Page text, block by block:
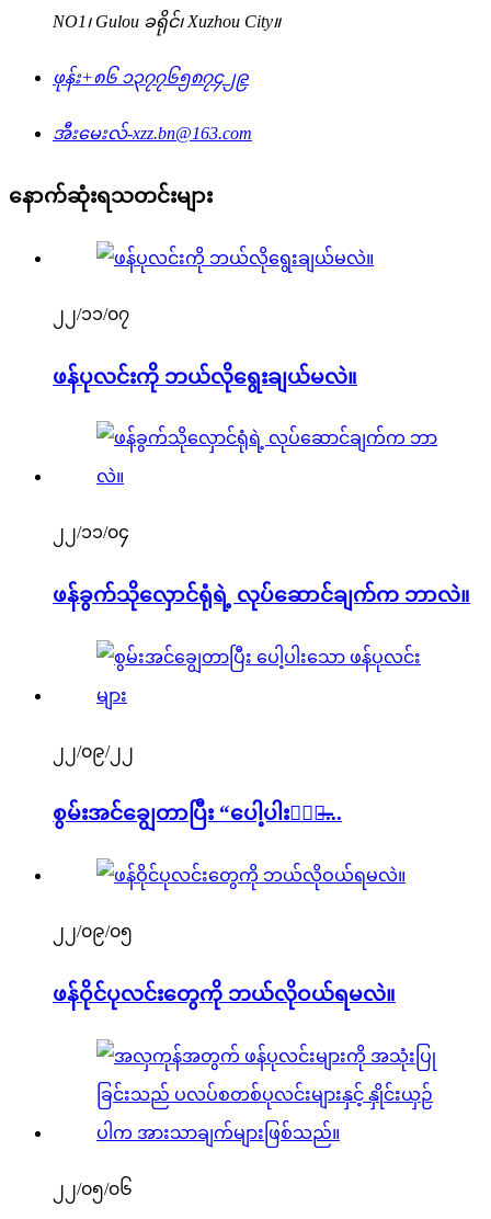
NO1၊ Gulou ခရိုင်၊ Xuzhou City။
ဖုန်း+၈၆ ၁၃၇၇၆၅၈၇၄၂၉
အီးမေးလ်-xzz.bn@163.com
နောက်ဆုံးရသတင်းများ
၂၂/၁၁/၀၇
ဖန်ပုလင်းကို ဘယ်လိုရွေးချယ်မလဲ။
၂၂/၁၁/၀၄
ဖန်ခွက်သိုလှောင်ရုံရဲ့ လုပ်ဆောင်ချက်က ဘာလဲ။
၂၂/၀၉/၂၂
စွမ်းအင်ချွေတာပြီး “ပေါ့ပါးသော̶...
၂၂/၀၉/၀၅
ဖန်ဝိုင်ပုလင်းတွေကို ဘယ်လိုဝယ်ရမလဲ။
၂၂/၀၅/၀၆